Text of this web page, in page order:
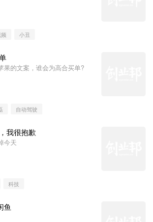
小丑
果的文案，谁会为高合买单?
自动驾驶
我很抱歉
今天
科技
鱼